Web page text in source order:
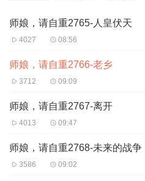
师娘，请自重2765-人皇伏天
4027 08:56
师娘，请自重2766-老乡
3712 09:09
师娘，请自重2767-离开
4013 09:47
师娘，请自重2768-未来的战争
3586 09:02